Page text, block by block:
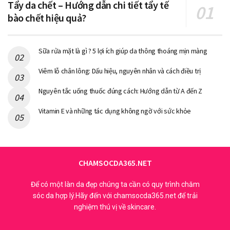
Làm mờ được nhiều loại sẹo khác nhau, tùy vào các
dòng kem. .
Cách dùng đơn giản và an toàn, không có tác dụng phụ.
Không có cảm giác đau rát hay khiến da bị khó chịu.
Tiết kiệm chi phí hơn so với các phương pháp khác mà
Tẩy da chết – Hướng dẫn chi tiết tẩy tế
bào chết hiệu quả?
Sữa rửa mặt là gì ? 5 lợi ích giúp da thông thoáng mịn màng
Viêm lỗ chân lông: Dấu hiệu, nguyên nhân và cách điều trị
Nguyên tắc uống thuốc đúng cách: Hướng dẫn từ A đến Z
Vitamin E và những tác dụng không ngờ với sức khỏe
CHAMSOCDA365.NET
Để có một làn da đẹp chúng ta cần có quy trình chăm
sóc da hợp lý.Hãy đến với chamsocda365.net để trải
nghiệm thú vị về skincare.